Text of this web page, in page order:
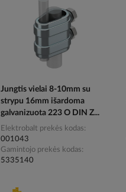
Jungtis vielai 8-10mm su
strypu 16mm išardoma
galvanizuota 223 O DIN Z...
Elektrobalt prekės kodas
001043
Gamintojo prekės kodas
5335140